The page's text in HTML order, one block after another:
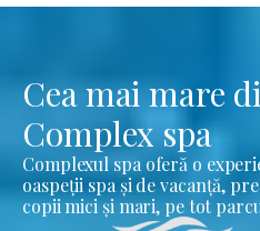
Cea mai mare
Complex spa
Complexul spa oferă o
oaspeții spa și de vacanță,
copii mici și mari, pe tot